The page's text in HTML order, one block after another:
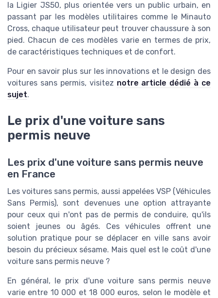
la Ligier JS50, plus orientée vers un public urbain, en
passant par les modèles utilitaires comme le Minauto
Cross, chaque utilisateur peut trouver chaussure à son
pied. Chacun de ces modèles varie en termes de prix,
de caractéristiques techniques et de confort.
Pour en savoir plus sur les innovations et le design des
voitures sans permis, visitez notre article dédié à ce
sujet.
Le prix d'une voiture sans
permis neuve
Les prix d'une voiture sans permis neuve
en France
Les voitures sans permis, aussi appelées VSP (Véhicules
Sans Permis), sont devenues une option attrayante
pour ceux qui n'ont pas de permis de conduire, qu'ils
soient jeunes ou âgés. Ces véhicules offrent une
solution pratique pour se déplacer en ville sans avoir
besoin du précieux sésame. Mais quel est le coût d'une
voiture sans permis neuve ?
En général, le prix d'une voiture sans permis neuve
varie entre 10 000 et 18 000 euros, selon le modèle et